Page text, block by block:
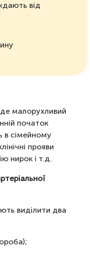
від
малорухливий
початок
в сімейному
прояви
нирок і т.д.
виділити два